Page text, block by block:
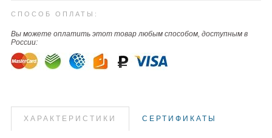
СПОСОБ ОПЛАТЫ:
Вы можете оплатить этот товар любым способом, доступным в
России:
ХАРАКТЕРИСТИКИ СЕРТИФИКАТЫ